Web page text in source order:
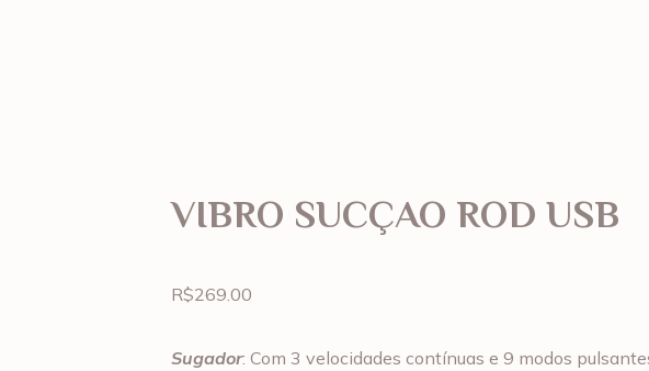
VIBRO SUCÇAO ROD USB
R$269.00
Sugador: Com 3 velocidades contínuas e 9 modos